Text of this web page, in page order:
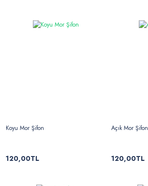
Koyu Mor Şifon
120,00TL
Açık Mor Şifon
120,00TL